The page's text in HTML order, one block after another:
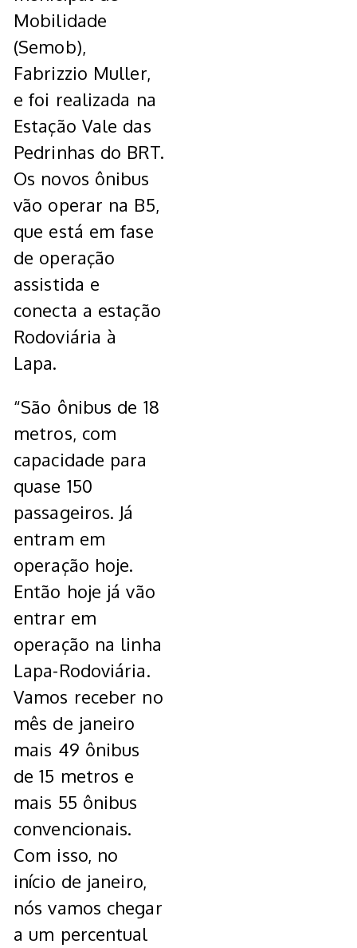
Mobilidade
(Semob),
Fabrizzio Muller,
e foi realizada na
Estação Vale das
Pedrinhas do BRT.
Os novos ônibus
vão operar na B5,
que está em fase
de operação
assistida e
conecta a estação
Rodoviária à
Lapa.
“São ônibus de 18
metros, com
capacidade para
quase 150
passageiros. Já
entram em
operação hoje.
Então hoje já vão
entrar em
operação na linha
Lapa-Rodoviária.
Vamos receber no
mês de janeiro
mais 49 ônibus
de 15 metros e
mais 55 ônibus
convencionais.
Com isso, no
início de janeiro,
nós vamos chegar
a um percentual